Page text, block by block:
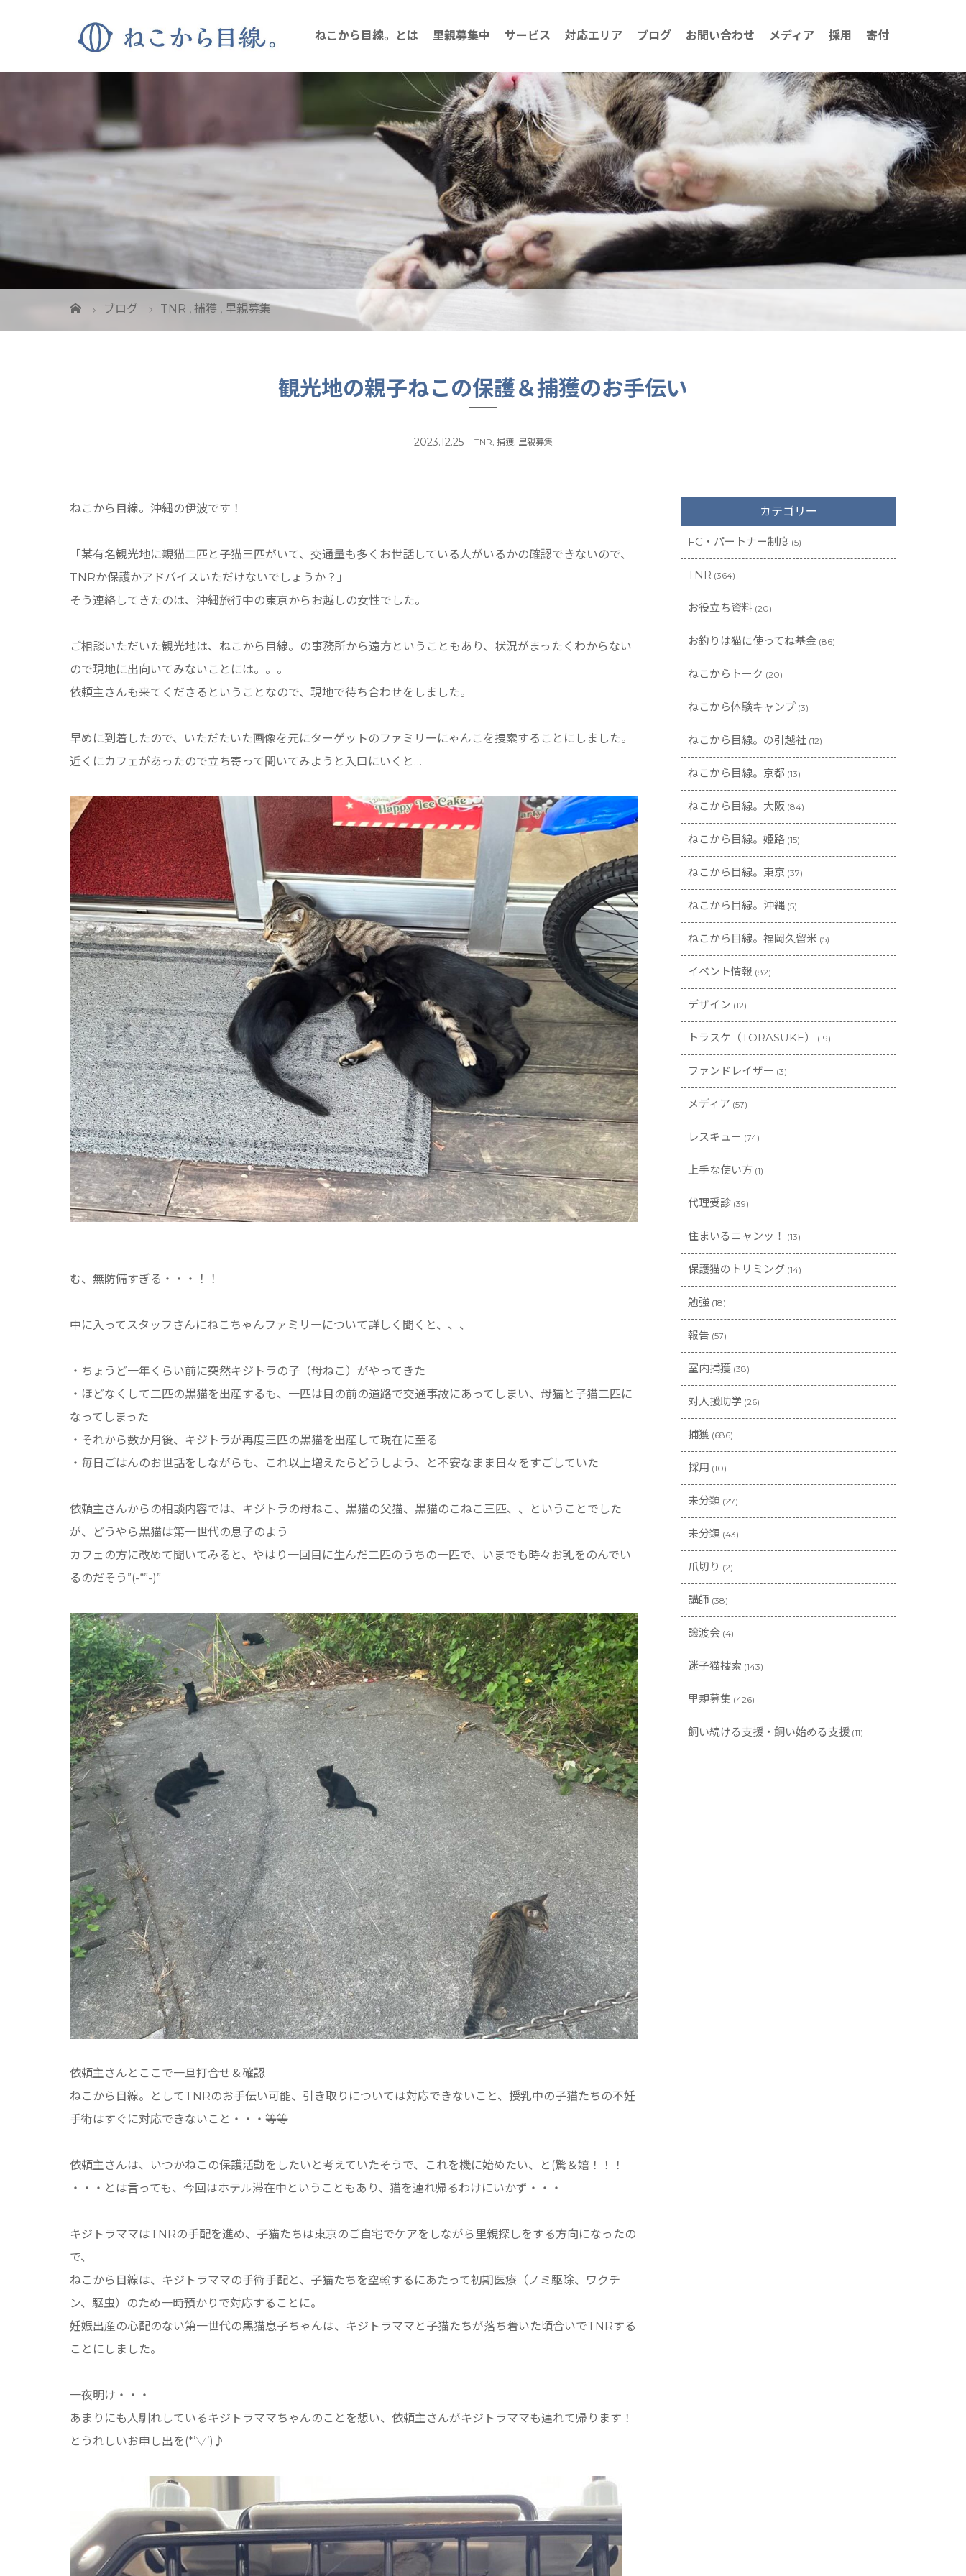
ねこから目線。とは 里親募集中 サービス 対応エリア ブログ お問い合わせ メディア 採用 寄付
ブログ TNR , 捕獲 , 里親募集
観光地の親子ねこの保護＆捕獲のお手伝い
2023.12.25 TNR, 捕獲, 里親募集
ねこから目線。沖縄の伊波です！
「某有名観光地に親猫二匹と子猫三匹がいて、交通量も多くお世話している人がいるかの確認できないので、
TNRか保護かアドバイスいただけないでしょうか？」
そう連絡してきたのは、沖縄旅行中の東京からお越しの女性でした。
ご相談いただいた観光地は、ねこから目線。の事務所から遠方ということもあり、状況がまったくわからない
ので現地に出向いてみないことには。。。
依頼主さんも来てくださるということなので、現地で待ち合わせをしました。
早めに到着したので、いただたいた画像を元にターゲットのファミリーにゃんこを捜索することにしました。
近くにカフェがあったので立ち寄って聞いてみようと入口にいくと…
む、無防備すぎる・・・！！
中に入ってスタッフさんにねこちゃんファミリーについて詳しく聞くと、、、
・ちょうど一年くらい前に突然キジトラの子（母ねこ）がやってきた
・ほどなくして二匹の黒猫を出産するも、一匹は目の前の道路で交通事故にあってしまい、母猫と子猫二匹に
なってしまった
・それから数か月後、キジトラが再度三匹の黒猫を出産して現在に至る
・毎日ごはんのお世話をしながらも、これ以上増えたらどうしよう、と不安なまま日々をすごしていた
依頼主さんからの相談内容では、キジトラの母ねこ、黒猫の父猫、黒猫のこねこ三匹、、ということでした
が、どうやら黒猫は第一世代の息子のよう
カフェの方に改めて聞いてみると、やはり一回目に生んだ二匹のうちの一匹で、いまでも時々お乳をのんでい
るのだそう”(-“”-)”
依頼主さんとここで一旦打合せ＆確認
ねこから目線。としてTNRのお手伝い可能、引き取りについては対応できないこと、授乳中の子猫たちの不妊
手術はすぐに対応できないこと・・・等等
依頼主さんは、いつかねこの保護活動をしたいと考えていたそうで、これを機に始めたい、と(驚＆嬉！！！
・・・とは言っても、今回はホテル滞在中ということもあり、猫を連れ帰るわけにいかず・・・
キジトラママはTNRの手配を進め、子猫たちは東京のご自宅でケアをしながら里親探しをする方向になったの
で、
ねこから目線は、キジトラママの手術手配と、子猫たちを空輸するにあたって初期医療（ノミ駆除、ワクチ
ン、駆虫）のため一時預かりで対応することに。
妊娠出産の心配のない第一世代の黒猫息子ちゃんは、キジトラママと子猫たちが落ち着いた頃合いでTNRする
ことにしました。
一夜明け・・・
あまりにも人馴れしているキジトラママちゃんのことを想い、依頼主さんがキジトラママも連れて帰ります！
とうれしいお申し出を(*’▽’)♪
カテゴリー
FC・パートナー制度 (5)
TNR (364)
お役立ち資料 (20)
お釣りは猫に使ってね基金 (86)
ねこからトーク (20)
ねこから体験キャンプ (3)
ねこから目線。の引越社 (12)
ねこから目線。京都 (13)
ねこから目線。大阪 (84)
ねこから目線。姫路 (15)
ねこから目線。東京 (37)
ねこから目線。沖縄 (5)
ねこから目線。福岡久留米 (5)
イベント情報 (82)
デザイン (12)
トラスケ（TORASUKE） (19)
ファンドレイザー (3)
メディア (57)
レスキュー (74)
上手な使い方 (1)
代理受診 (39)
住まいるニャンッ！ (13)
保護猫のトリミング (14)
勉強 (18)
報告 (57)
室内捕獲 (38)
対人援助学 (26)
捕獲 (686)
採用 (10)
未分類 (27)
未分類 (43)
爪切り (2)
講師 (38)
譲渡会 (4)
迷子猫捜索 (143)
里親募集 (426)
飼い続ける支援・飼い始める支援 (11)